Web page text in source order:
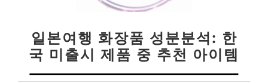
일본여행 화장품 성분분석: 한
국 미출시 제품 중 추천 아이템